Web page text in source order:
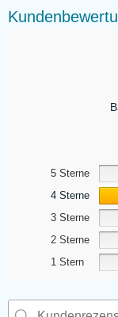
5 Sterne
4 Sterne
3 Sterne
2 Sterne
1 Stern